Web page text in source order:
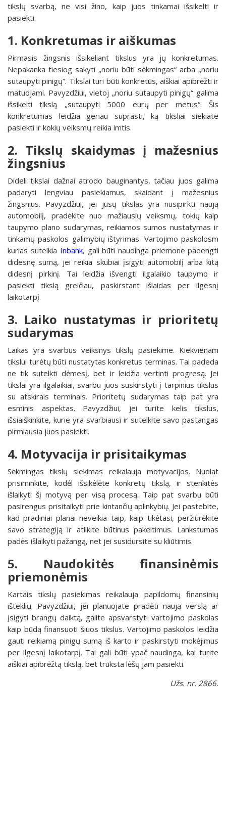
tikslų svarbą, ne visi žino, kaip juos tinkamai išsikelti ir
pasiekti.
1. Konkretumas ir aiškumas
Pirmasis žingsnis išsikeliant tikslus yra jų konkretumas.
Nepakanka tiesiog sakyti „noriu būti sėkmingas“ arba „noriu
sutaupyti pinigų“. Tikslai turi būti konkretūs, aiškiai apibrėžti ir
matuojami. Pavyzdžiui, vietoj „noriu sutaupyti pinigų“ galima
išsikelti tikslą „sutaupyti 5000 eurų per metus“. Šis
konkretumas leidžia geriau suprasti, ką tiksliai siekiate
pasiekti ir kokių veiksmų reikia imtis.
2. Tikslų skaidymas į mažesnius
žingsnius
Dideli tikslai dažnai atrodo bauginantys, tačiau juos galima
padaryti lengviau pasiekiamus, skaidant į mažesnius
žingsnius. Pavyzdžiui, jei jūsų tikslas yra nusipirkti naują
automobilį, pradėkite nuo mažiausių veiksmų, tokių kaip
taupymo plano sudarymas, reikiamos sumos nustatymas ir
tinkamų paskolos galimybių ištyrimas. Vartojimo paskolosm
kurias suteikia Inbank, gali būti naudinga priemonė padengti
didesnę sumą, jei reikia skubiai įsigyti automobilį arba kitą
didesnį pirkinį. Tai leidžia išvengti ilgalaikio taupymo ir
pasiekti tikslą greičiau, paskirstant išlaidas per ilgesnį
laikotarpį.
3. Laiko nustatymas ir prioritetų
sudarymas
Laikas yra svarbus veiksnys tikslų pasiekime. Kiekvienam
tikslui turėtų būti nustatytas konkretus terminas. Tai padeda
ne tik sutelkti dėmesį, bet ir leidžia vertinti progresą. Jei
tikslai yra ilgalaikiai, svarbu juos suskirstyti į tarpinius tikslus
su atskirais terminais. Prioritetų sudarymas taip pat yra
esminis aspektas. Pavyzdžiui, jei turite kelis tikslus,
išsiaiškinkite, kurie yra svarbiausi ir sutelkite savo pastangas
pirmiausia juos pasiekti.
4. Motyvacija ir prisitaikymas
Sėkmingas tikslų siekimas reikalauja motyvacijos. Nuolat
prisiminkite, kodėl išsikėlėte konkretų tikslą, ir stenkitės
išlaikyti šį motyvą per visą procesą. Taip pat svarbu būti
pasirengus prisitaikyti prie kintančių aplinkybių. Jei pastebite,
kad pradiniai planai neveikia taip, kaip tikėtasi, peržiūrėkite
savo strategiją ir atlikite būtinus pakeitimus. Lankstumas
padės išlaikyti pažangą, net jei susidursite su kliūtimis.
5. Naudokitės finansinėmis
priemonėmis
Kartais tikslų pasiekimas reikalauja papildomų finansinių
išteklių. Pavyzdžiui, jei planuojate pradėti naują verslą ar
įsigyti brangų daiktą, galite apsvarstyti vartojimo paskolas
kaip būdą finansuoti šiuos tikslus. Vartojimo paskolos leidžia
gauti reikiamą pinigų sumą iš karto ir paskirstyti mokėjimus
per ilgesnį laikotarpį. Tai gali būti ypač naudinga, kai turite
aiškiai apibrėžtą tikslą, bet trūksta lėšų jam pasiekti.
Užs. nr. 2866.